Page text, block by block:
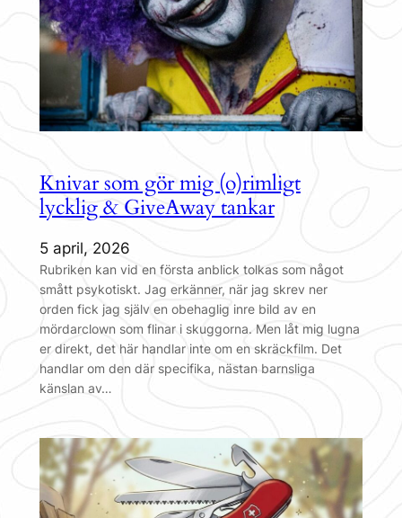
Knivar som gör mig (o)rimligt
lycklig & GiveAway tankar
5 april, 2026
Rubriken kan vid en första anblick tolkas som något
smått psykotiskt. Jag erkänner, när jag skrev ner
orden fick jag själv en obehaglig inre bild av en
mördarclown som flinar i skuggorna. Men låt mig lugna
er direkt, det här handlar inte om en skräckfilm. Det
handlar om den där specifika, nästan barnsliga
känslan av…